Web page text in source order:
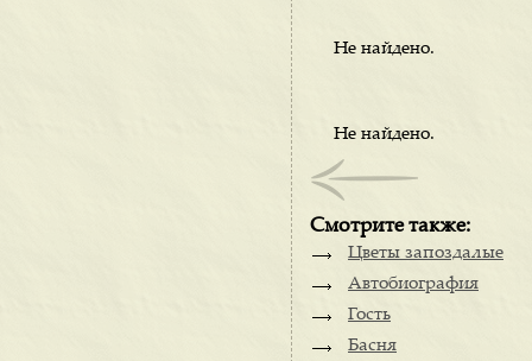
Не найдено.
Не найдено.
Смотрите также:
Цветы запоздалые
Автобиография
Гость
Басня